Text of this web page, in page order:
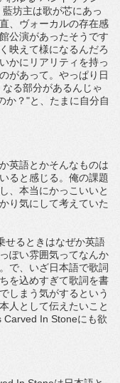
坊主は歌が芯にあっ
、ヴォーカルの存在感
公演があったそうです
映えて様になるんだろ
かにリアリティを持っ
があって。やっぱり日
る部分があるんじゃ
か？"と、たまに自分自
英語とかそんなものは
ると感じる。俺の課題
、本当にかっこいいと
り気にして考えていた
せるときはなぜか英語
ぽい雰囲気ってなんか
で、いざ日本語で歌詞
を込めすぎて歌詞を書
しまう気がするという
人として伝えたいこと
Carved In Stoneにも欲